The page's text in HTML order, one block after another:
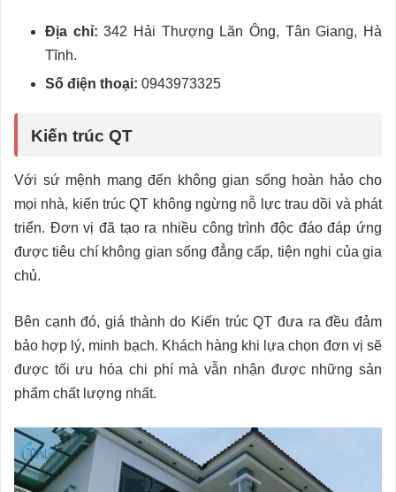
Địa chỉ: 342 Hải Thượng Lãn Ông, Tân Giang, Hà
Tĩnh.
Số điện thoại: 0943973325
Kiến trúc QT
Với sứ mệnh mang đến không gian sống hoàn hảo cho
mọi nhà, kiến trúc QT không ngừng nỗ lực trau dồi và phát
triển. Đơn vị đã tạo ra nhiều công trình độc đáo đáp ứng
được tiêu chí không gian sống đẳng cấp, tiện nghi của gia
chủ.
Bên cạnh đó, giá thành do Kiến trúc QT đưa ra đều đảm
bảo hợp lý, minh bạch. Khách hàng khi lựa chọn đơn vị sẽ
được tối ưu hóa chi phí mà vẫn nhận được những sản
phẩm chất lượng nhất.